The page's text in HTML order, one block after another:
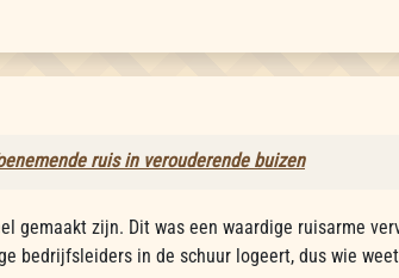
ruis in verouderende buizen
gemaakt zijn. Dit was een waardige ruisarme
bedrijfsleiders in de schuur logeert, dus wie